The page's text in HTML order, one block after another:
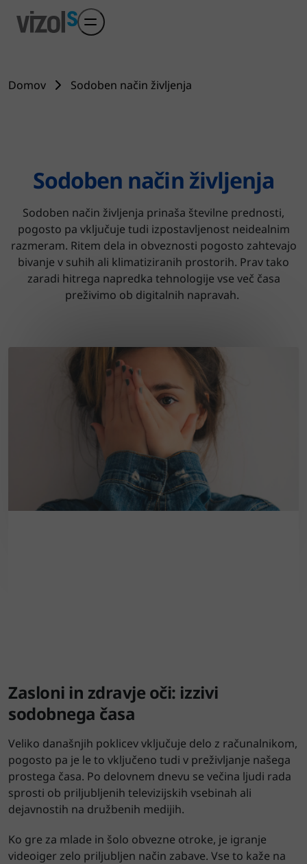
Domov Sodoben način življenja
Sodoben način življenja
Sodoben način življenja prinaša številne prednosti,
pogosto pa vključuje tudi izpostavljenost neidealnim
razmeram. Ritem dela in obveznosti pogosto zahtevajo
bivanje v suhih ali klimatiziranih prostorih. Prav tako
zaradi hitrega napredka tehnologije vse več časa
preživimo ob digitalnih napravah.
Zasloni in zdravje oči: izzivi
sodobnega časa
Veliko današnjih poklicev vključuje delo z računalnikom,
pogosto pa je le to vključeno tudi v preživljanje našega
prostega časa. Po delovnem dnevu se večina ljudi rada
sprosti ob priljubljenih televizijskih vsebinah ali
dejavnostih na družbenih medijih.
Ko gre za mlade in šolo obvezne otroke, je igranje
videoiger zelo priljubljen način zabave. Vse to kaže na